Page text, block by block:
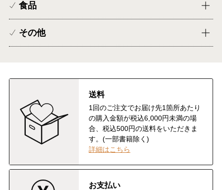
食品
その他
送料
1回のご注文でお届け先1箇所あたり
の購入金額が税込6,000円未満の場
合、税込500円の送料をいただきま
す。(一部書籍除く)
詳細はこちら
お支払い